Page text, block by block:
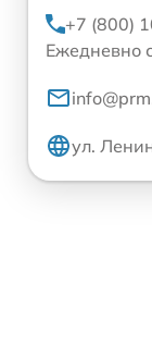
+7 (800)
Ежедневно
ул.